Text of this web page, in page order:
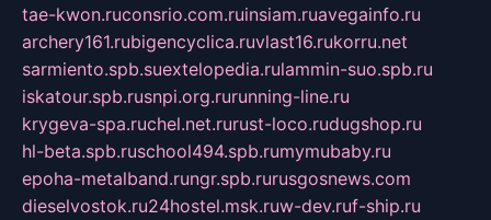
tae-kwon.ruconsrio.com.ruinsiam.ruavegainfo.ru
archery161.rubigencyclica.ruvlast16.rukorru.net
sarmiento.spb.suextelopedia.rulammin-suo.spb.ru
iskatour.spb.rusnpi.org.rurunning-line.ru
krygeva-spa.ruchel.net.rurust-loco.rudugshop.ru
hl-beta.spb.ruschool494.spb.rumymubaby.ru
epoha-metalband.rungr.spb.rurusgosnews.com
dieselvostok.ru24hostel.msk.ruw-dev.ruf-ship.ru